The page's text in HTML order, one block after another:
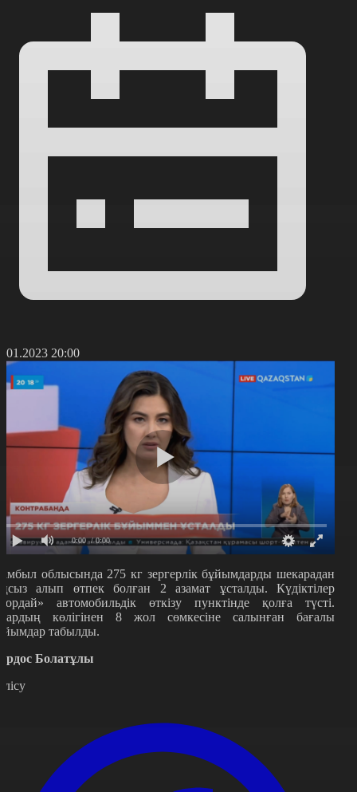
20:00
0:00 / 0:00
облысында 275 кг зергерлік бұйымдарды шекарадан
алып өтпек болған 2 азамат ұсталды. Күдіктілер
автомобильдік өткізу пунктінде қолға түсті.
көлігінен 8 жол сөмкесіне салынған бағалы
табылды.
Болатұлы